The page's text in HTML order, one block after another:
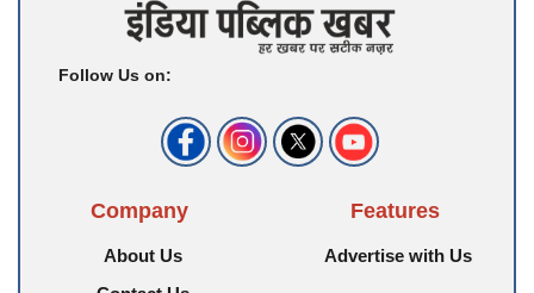
Follow Us on:
Company
About Us
Features
Advertise with Us